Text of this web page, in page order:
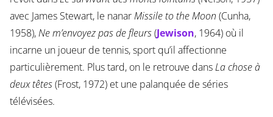
avec James Stewart, le nanarMissile to the Moon (Cunha,
1958),Ne m’envoyez pas de fleurs(Jewison, 1964) où il
incarne un joueur de tennis, sport qu’il affectionne
particulièrement. Plus tard, on le retrouve dansLa chose à
deux têtes(Frost, 1972) et une palanquée de séries
télévisées.